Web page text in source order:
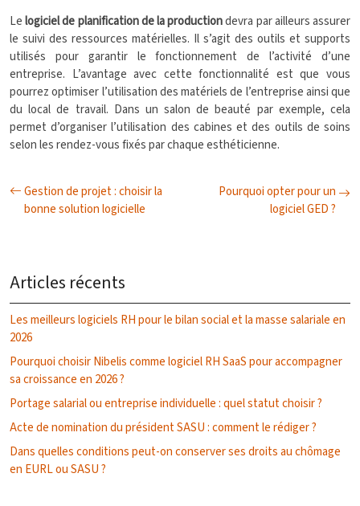
Lelogiciel de planification de la productiondevra par ailleurs assurer
le suivi des ressources matérielles. Il s’agit des outils et supports
utilisés pour garantir le fonctionnement de l’activité d’une
entreprise. L’avantage avec cette fonctionnalité est que vous
pourrez optimiser l’utilisation des matériels de l’entreprise ainsi que
du local de travail. Dans un salon de beauté par exemple, cela
permet d’organiser l’utilisation des cabines et des outils de soins
selon les rendez-vous fixés par chaque esthéticienne.
Gestion de projet : choisir la
bonne solution logicielle
Pourquoi opter pour un
logiciel GED ?
Articles récents
Les meilleurs logiciels RH pour le bilan social et la masse salariale en
2026
Pourquoi choisir Nibelis comme logiciel RH SaaS pour accompagner
sa croissance en 2026 ?
Portage salarial ou entreprise individuelle : quel statut choisir ?
Acte de nomination du président SASU : comment le rédiger ?
Dans quelles conditions peut-on conserver ses droits au chômage
en EURL ou SASU ?